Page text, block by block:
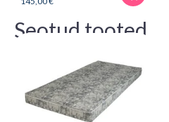
Seotud tooted